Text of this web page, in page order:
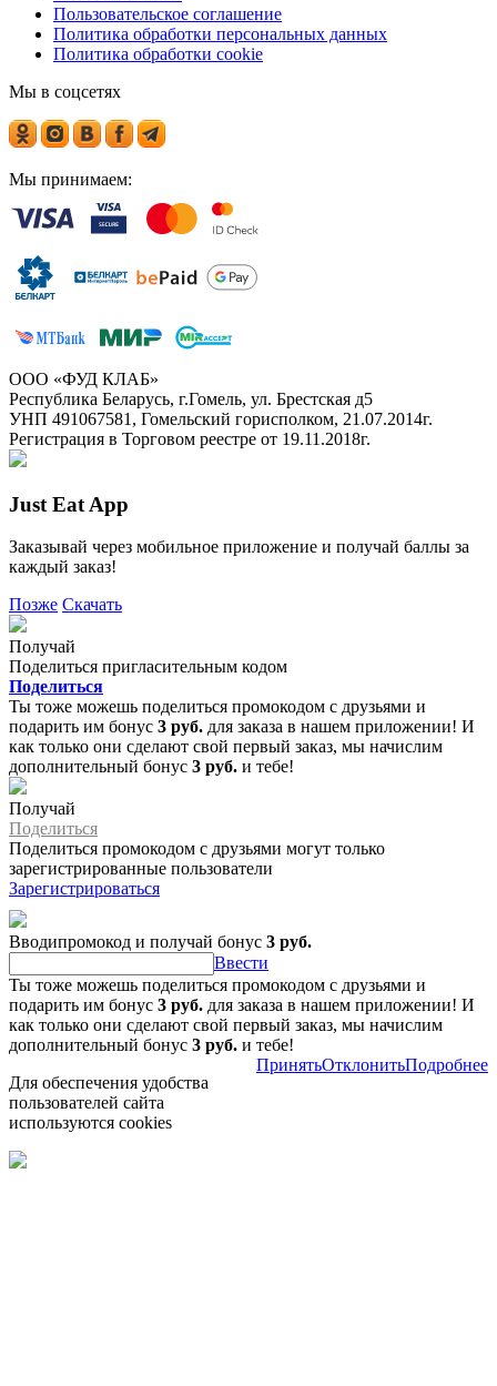
Пользовательское соглашение
Политика обработки персональных данных
Политика обработки cookie
Мы в соцсетях
Мы принимаем:
ООО «ФУД КЛАБ»
Республика Беларусь, г.Гомель, ул. Брестская д5
УНП 491067581, Гомельский горисполком, 21.07.2014г.
Регистрация в Торговом реестре от 19.11.2018г.
Just Eat App
Заказывай через мобильное приложение и получай баллы за
каждый заказ!
Позже Скачать
Получай
Поделиться пригласительным кодом
Поделиться
Ты тоже можешь поделиться промокодом с друзьями и
подарить им бонус 3 руб. для заказа в нашем приложении! И
как только они сделают свой первый заказ, мы начислим
дополнительный бонус 3 руб. и тебе!
Получай
Поделиться
Поделиться промокодом с друзьями могут только
зарегистрированные пользователи
Зарегистрироваться
Вводипромокод и получай бонус 3 руб.
Ввести
Ты тоже можешь поделиться промокодом с друзьями и
подарить им бонус 3 руб. для заказа в нашем приложении! И
как только они сделают свой первый заказ, мы начислим
дополнительный бонус 3 руб. и тебе!
Для обеспечения удобства
пользователей сайта
используются cookies
ПринятьОтклонитьПодробнее